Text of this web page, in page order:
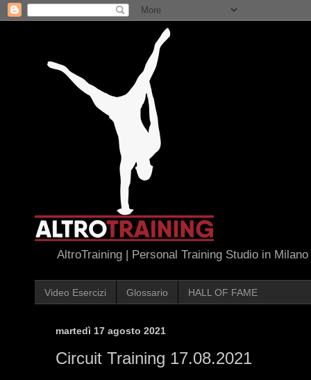
AltroTraining | Personal Training Studio in Milano
Video Esercizi Glossario HALL OF FAME
martedì 17 agosto 2021
Circuit Training 17.08.2021